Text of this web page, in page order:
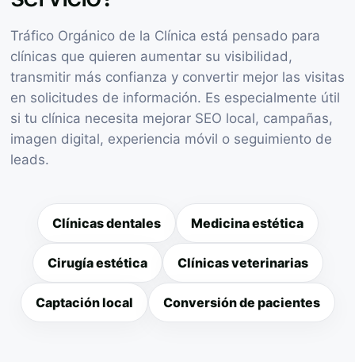
Tráfico Orgánico de la Clínica está pensado para
clínicas que quieren aumentar su visibilidad,
transmitir más confianza y convertir mejor las visitas
en solicitudes de información. Es especialmente útil
si tu clínica necesita mejorar SEO local, campañas,
imagen digital, experiencia móvil o seguimiento de
leads.
Clínicas dentales Medicina estética
Cirugía estética Clínicas veterinarias
Captación local Conversión de pacientes